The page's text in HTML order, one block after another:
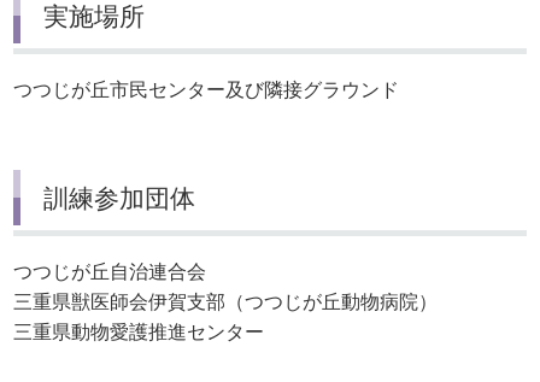
実施場所
つつじが丘市民センター及び隣接グラウンド
訓練参加団体
つつじが丘自治連合会
三重県獣医師会伊賀支部（つつじが丘動物病院）
三重県動物愛護推進センター